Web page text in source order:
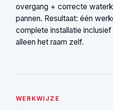
overgang + correcte
pannen. Resultaat: één
complete installatie
alleen het raam zelf.
WERKWIJZE